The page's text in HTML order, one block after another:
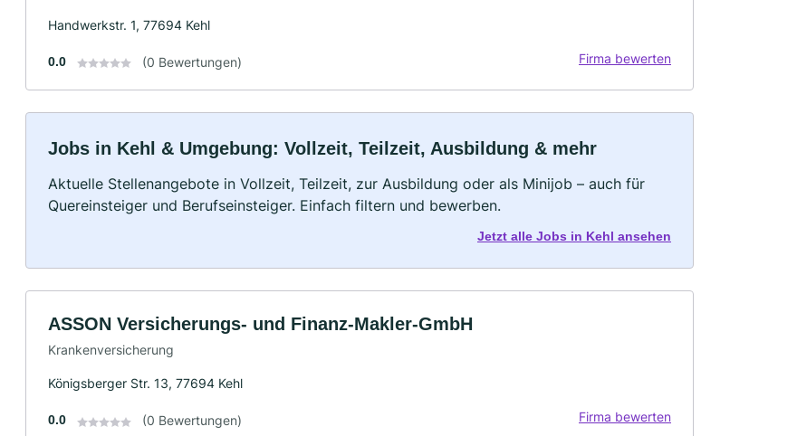
Handwerkstr. 1, 77694 Kehl
0.0 (0 Bewertungen) Firma bewerten
Jobs in Kehl & Umgebung: Vollzeit, Teilzeit, Ausbildung & mehr
Aktuelle Stellenangebote in Vollzeit, Teilzeit, zur Ausbildung oder als Minijob – auch für
Quereinsteiger und Berufseinsteiger. Einfach filtern und bewerben.
Jetzt alle Jobs in Kehl ansehen
ASSON Versicherungs- und Finanz-Makler-GmbH
Krankenversicherung
Königsberger Str. 13, 77694 Kehl
0.0 (0 Bewertungen) Firma bewerten